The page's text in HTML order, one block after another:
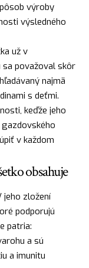
výroby
výsledného
už v
sa považoval skôr
najmä
s deťmi.
keďže jeho
v každom
obsahuje
jeho zložení
podporujú
patria:
a sú
a imunitu